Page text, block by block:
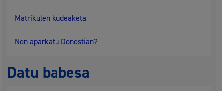
Matrikulen kudeaketa
Non aparkatu Donostian?
Datu babesa